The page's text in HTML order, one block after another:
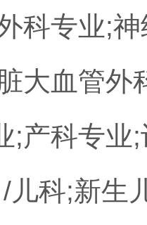
科专业;
大血管外
;产科专业
科;新生